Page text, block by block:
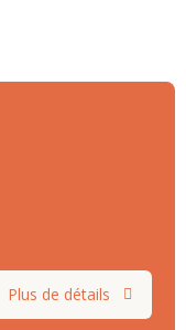
Plus de détails